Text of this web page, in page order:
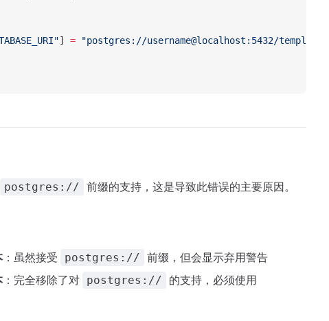
] = "postgres://username@localhost:5432/template1"
postgres:// 前缀的支持，这是导致此错误的主要原因。
：虽然接受 postgres:// 前缀，但会显示弃用警告
：完全移除了对 postgres:// 的支持，必须使用